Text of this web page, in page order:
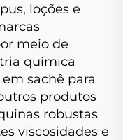
loções e
meio de
química
sachê para
produtos
robustas
viscosidades e